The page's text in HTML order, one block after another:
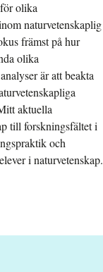
olika
naturvetenskaplig
främst på hur
olika
är att beakta
aktuella
till forskningsfältet i
och
i naturvetenskap.